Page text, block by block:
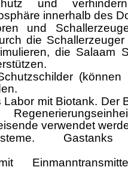
und
innerhalb des
und
die
die Salaam
mit Biotank. Der
verwendet